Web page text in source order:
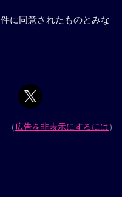
に同意されたものとみな
（広告を非表示にするには）